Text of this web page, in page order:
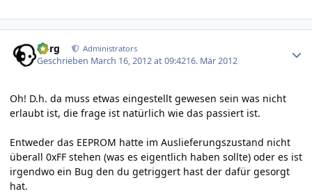
borg Administrators
Geschrieben March 16, 2012 at 09:4216. Mär 2012
Oh! D.h. da muss etwas eingestellt gewesen sein was nicht
erlaubt ist, die frage ist natürlich wie das passiert ist.
Entweder das EEPROM hatte im Auslieferungszustand nicht
überall 0xFF stehen (was es eigentlich haben sollte) oder es ist
irgendwo ein Bug den du getriggert hast der dafür gesorgt
hat.